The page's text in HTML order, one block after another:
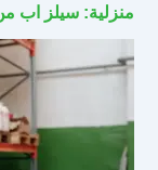
منزلية: سيلز اب